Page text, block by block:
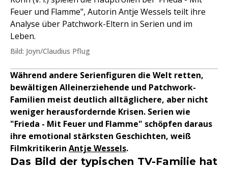
Feuer und Flamme", Autorin Antje Wessels teilt ihre
Analyse über Patchwork-Eltern in Serien und im
Leben.
Bild: Joyn/Claudius Pflug
Während andere Serienfiguren die Welt retten,
bewältigen Alleinerziehende und Patchwork-
Familien meist deutlich alltäglichere, aber nicht
weniger herausfordernde Krisen. Serien wie
"Frieda - Mit Feuer und Flamme" schöpfen daraus
ihre emotional stärksten Geschichten, weiß
Filmkritikerin Antje Wessels.
Das Bild der typischen TV-Familie hat